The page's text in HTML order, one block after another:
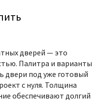
дверей — это
Палитра и варианты
двери под уже готовый
с нуля. Толщина
обеспечивают долгий